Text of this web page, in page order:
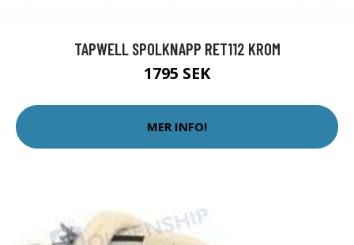
TAPWELL SPOLKNAPP RET112 KROM
1795 SEK
MER INFO!